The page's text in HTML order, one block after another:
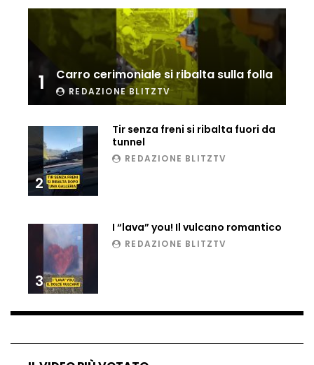
perde il controllo
Ucraina, ecco come gli F16 intercettano
i droni russi
Tir bloccato sul passaggio a livello:
treno lo distrugge
all’improvviso
Auto fuori controllo in Guatemala,
tragedia a Petén
Russia sotto zero: fiumi congelati e navi
rompighiaccio a Mosca
1 Carro cerimoniale si ribalta sulla folla
REDAZIONE BLITZTV
2
Tir senza freni si ribalta fuori da
tunnel
REDAZIONE BLITZTV
3
I “lava” you! Il vulcano romantico
REDAZIONE BLITZTV